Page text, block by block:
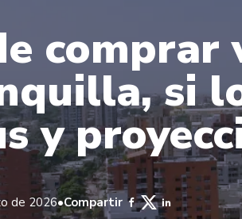
si
y
de 2026•Compartir